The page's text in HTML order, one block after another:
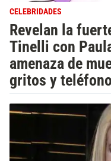
CELEBRIDADES
Revelan la
Tinelli con
amenaza de
gritos y